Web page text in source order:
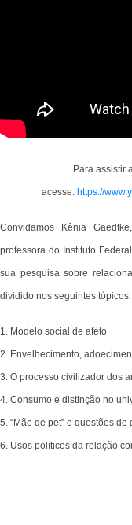
Para assistir
acesse: https://
Convidamos Kênia
professora do Instituto
sua pesquisa sobre
dividido nos seguintes tópicos:
1. Modelo social de afeto
2. Envelhecimento,
3. O processo civilizador dos
4. Consumo e distinção no
5. “Mãe de pet” e questões de
6. Usos políticos da relação